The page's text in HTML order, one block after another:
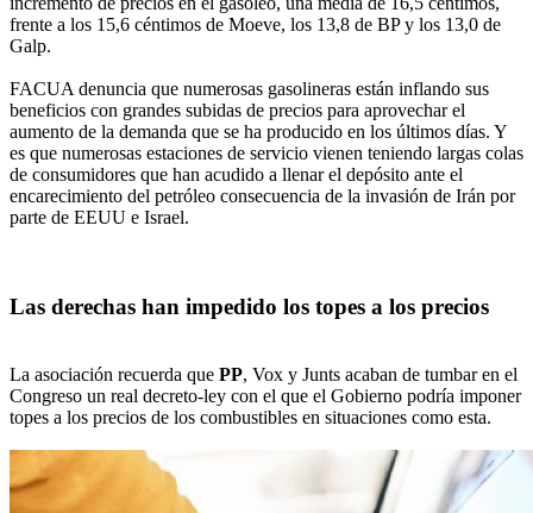
frente a los 15,6 céntimos de Moeve, los 13,8 de BP y los 13,0 de
Galp.
FACUA denuncia que numerosas gasolineras están inflando sus
beneficios con grandes subidas de precios para aprovechar el
aumento de la demanda que se ha producido en los últimos días. Y
es que numerosas estaciones de servicio vienen teniendo largas colas
de consumidores que han acudido a llenar el depósito ante el
encarecimiento del petróleo consecuencia de la invasión de Irán por
parte de EEUU e Israel.
Las derechas han impedido los topes a los precios
La asociación recuerda que PP, Vox y Junts acaban de tumbar en el
Congreso un real decreto-ley con el que el Gobierno podría imponer
topes a los precios de los combustibles en situaciones como esta.